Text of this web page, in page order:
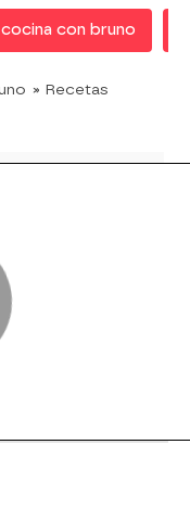
cocina con bruno
» Recetas